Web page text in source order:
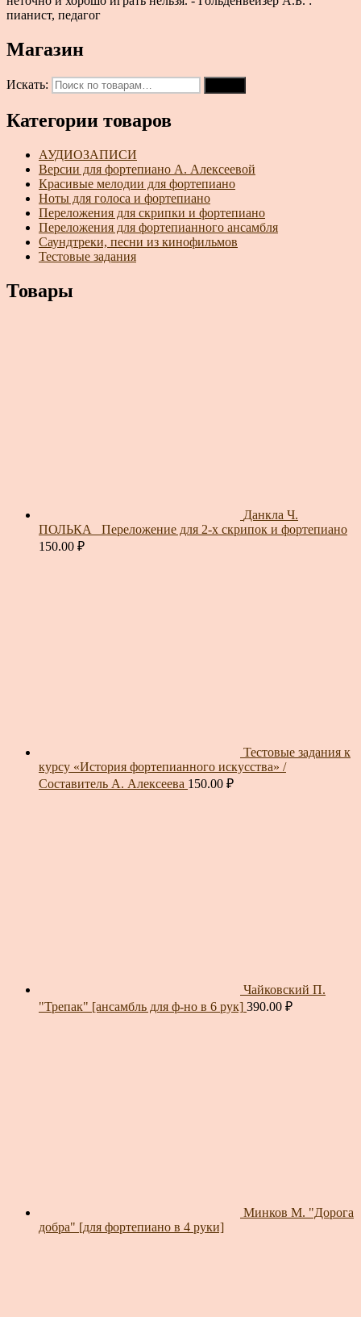
пианист, педагог
Магазин
Искать:
Категории товаров
АУДИОЗАПИСИ
Версии для фортепиано А. Алексеевой
Красивые мелодии для фортепиано
Ноты для голоса и фортепиано
Переложения для скрипки и фортепиано
Переложения для фортепианного ансамбля
Саундтреки, песни из кинофильмов
Тестовые задания
Товары
Данкла Ч.
ПОЛЬКА_ Переложение для 2-х скрипок и фортепиано
150.00 ₽
Тестовые задания к
курсу «История фортепианного искусства» /
Составитель А. Алексеева 150.00 ₽
Чайковский П.
"Трепак" [ансамбль для ф-но в 6 рук] 390.00 ₽
Минков М. "Дорога
добра" [для фортепиано в 4 руки]